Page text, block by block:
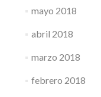
mayo 2018
abril 2018
marzo 2018
febrero 2018